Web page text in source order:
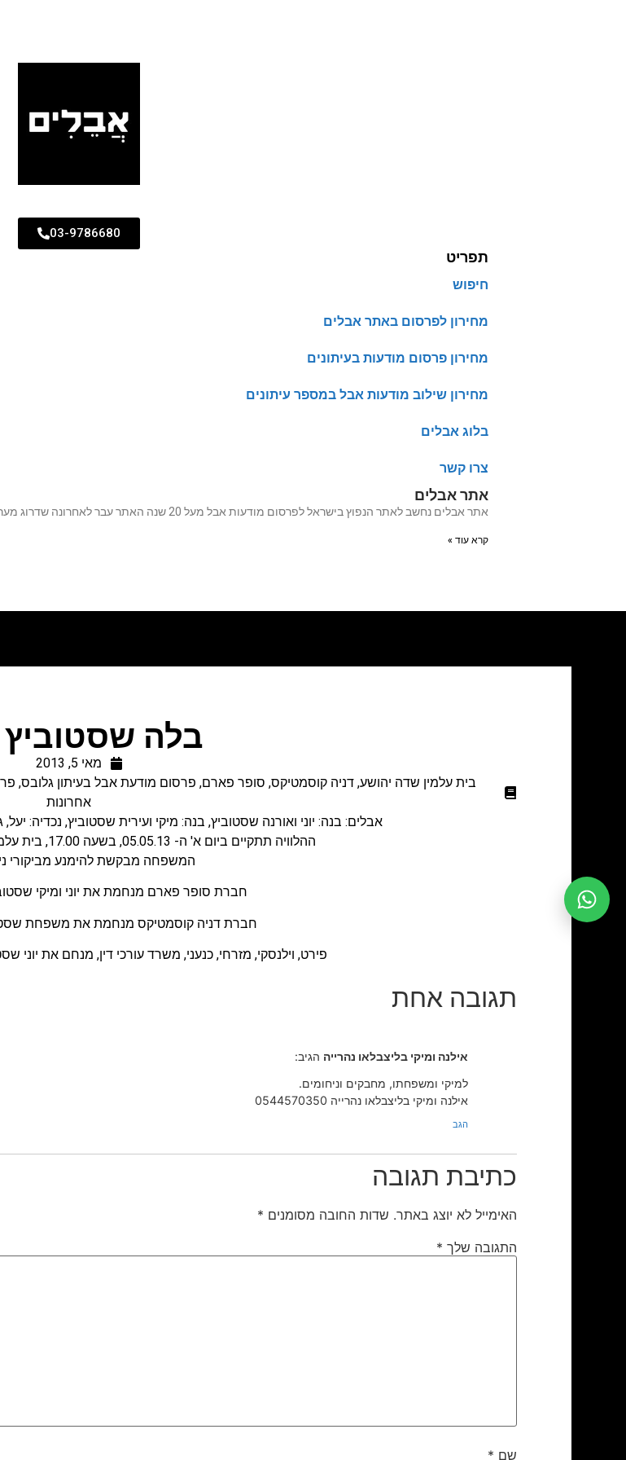
03-9786680
תפריט
חיפוש
מחירון לפרסום באתר אבלים
מחירון פרסום מודעות בעיתונים
מחירון שילוב מודעות אבל במספר עיתונים
בלוג אבלים
צרו קשר
אתר אבלים
אתר אבלים נחשב לאתר הנפוץ בישראל לפרסום מודעות אבל מעל 20 שנה האתר עבר לאחרונה שדרוג מערכות על מנת שכל
קרא עוד »
בלה שסטוביץ
מאי 5, 2013
בית עלמין שדה יהושע,דניה קוסמטיקס, סופר פארם, פרסום מודעת אבל בעיתון גלובס,
אחרונות
אבלים: בנה: יוני ואורנה שסטוביץ, בנה: מיקי ועירית שסטוביץ, נכדיה:
ההלוויה תתקיים ביום א' ה- 05.05.13, בשעה 17.00, בית עלמין כפר סמיר שער תמר חיפה.
המשפחה מבקשת להימנע מביקורי
חברת סופר פארם מנחמת את יוני ומיקי
חברת דניה קוסמטיקס מנחמת את משפחת
פירט, וילנסקי, מזרחי, כנעני, משרד עורכי דין, מנחם את יוני
תגובה אחת
אילנה ומיקי בליצבלאו נהרייה הגיב:
למיקי ומשפחתו, מחבקים וניחומים.
אילנה ומיקי בליצבלאו נהרייה 0544570350
הגב
כתיבת תגובה
האימייל לא יוצג באתר. שדות החובה מסומנים *
התגובה שלך *
שם *